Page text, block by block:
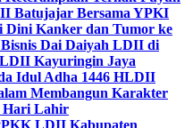
Batujajar Bersama YPKI
Dini Kanker dan Tumor ke
Dai Daiyah LDII di
Kayuringin Jaya
Idul Adha 1446 HLDII
Membangun Karakter
Hari Lahir